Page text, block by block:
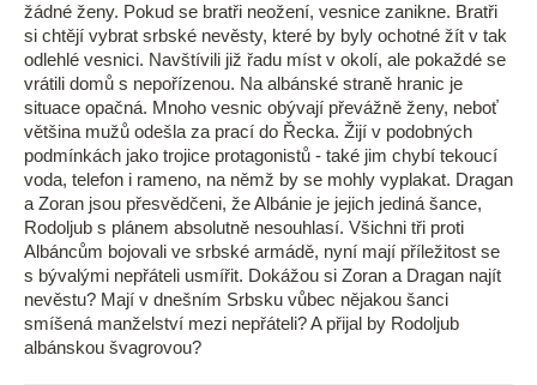
žádné ženy. Pokud se bratři neožení, vesnice zanikne. Bratři
si chtějí vybrat srbské nevěsty, které by byly ochotné žít v tak
odlehlé vesnici. Navštívili již řadu míst v okolí, ale pokaždé se
vrátili domů s nepořízenou. Na albánské straně hranic je
situace opačná. Mnoho vesnic obývají převážně ženy, neboť
většina mužů odešla za prací do Řecka. Žijí v podobných
podmínkách jako trojice protagonistů - také jim chybí tekoucí
voda, telefon i rameno, na němž by se mohly vyplakat. Dragan
a Zoran jsou přesvědčeni, že Albánie je jejich jediná šance,
Rodoljub s plánem absolutně nesouhlasí. Všichni tři proti
Albáncům bojovali ve srbské armádě, nyní mají příležitost se
s bývalými nepřáteli usmířit. Dokážou si Zoran a Dragan najít
nevěstu? Mají v dnešním Srbsku vůbec nějakou šanci
smíšená manželství mezi nepřáteli? A přijal by Rodoljub
albánskou švagrovou?